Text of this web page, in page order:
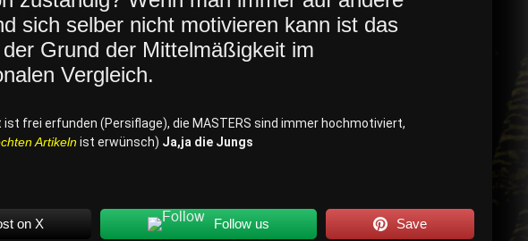
sich selber nicht motivieren kann ist das
Grund der Mittelmäßigkeit im
Vergleich.
frei erfunden (Persiflage), die MASTERS sind immer hochmotiviert,
Artikeln ist erwünsch) Ja,ja die Jungs
on X Follow us Save